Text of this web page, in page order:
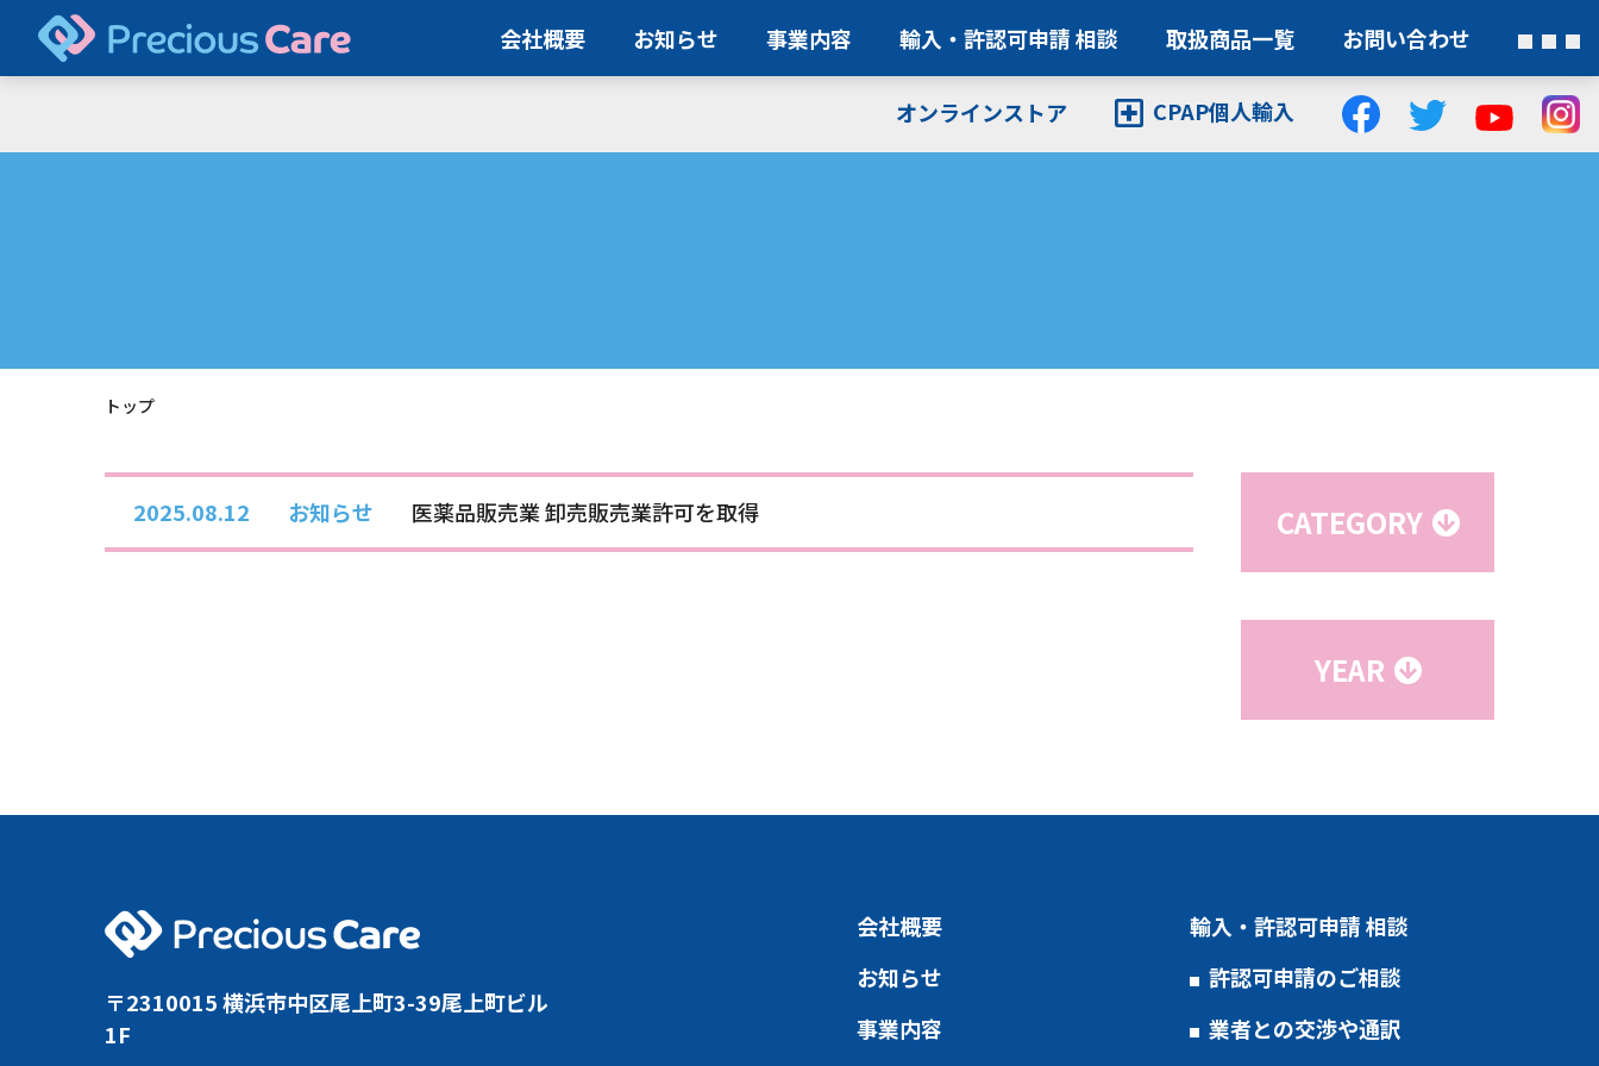
会社概要 お知らせ 事業内容 輸入・許認可申請 相談 取扱商品一覧 お問い合わせ
オンラインストア CPAP個人輸入
トップ
2025.08.12 お知らせ 医薬品販売業 卸売販売業許可を取得 CATEGORY
YEAR
〒2310015 横浜市中区尾上町3-39尾上町ビル
1F
会社概要
お知らせ
事業内容
輸入・許認可申請 相談
許認可申請のご相談
業者との交渉や通訳